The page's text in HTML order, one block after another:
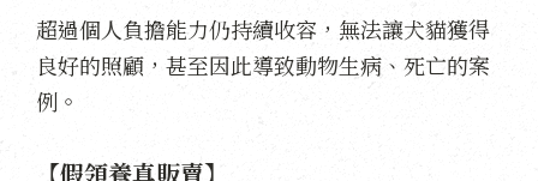
超過個人負擔能力仍持續收容，無法讓犬貓獲得
良好的照顧，甚至因此導致動物生病、死亡的案
例。
【假領養真販賣】